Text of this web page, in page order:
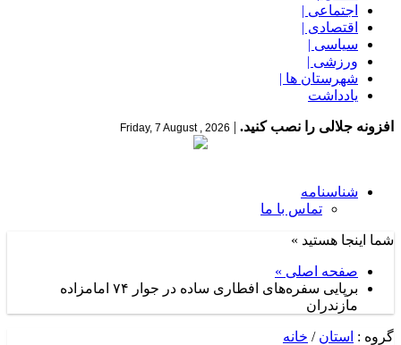
اجتماعی |
اقتصادی |
سیاسی |
ورزشی |
شهرستان ها |
یادداشت
افزونه جلالی را نصب کنید. |
Friday, 7 August , 2026
شناسنامه
تماس با ما
شما اینجا هستید »
صفحه اصلی »
برپایی سفره‌های افطاری ساده در جوار ۷۴ امامزاده
مازندران
گروه : استان / خانه